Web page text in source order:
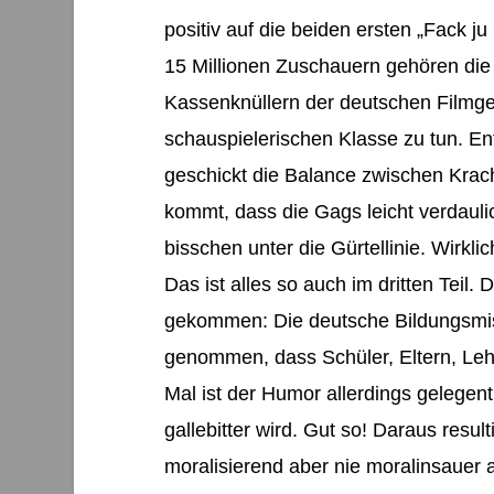
positiv auf die beiden ersten „Fack
15 Millionen Zuschauern gehören
Kassenknüllern der deutschen
schauspielerischen Klasse zu tun.
geschickt die Balance zwischen
kommt, dass die Gags leicht
bisschen unter die Gürtellinie.
Das ist alles so auch im dritten Teil.
gekommen: Die deutsche
genommen, dass Schüler, Eltern,
Mal ist der Humor allerdings
gallebitter wird. Gut so! Daraus
moralisierend aber nie moralinsauer